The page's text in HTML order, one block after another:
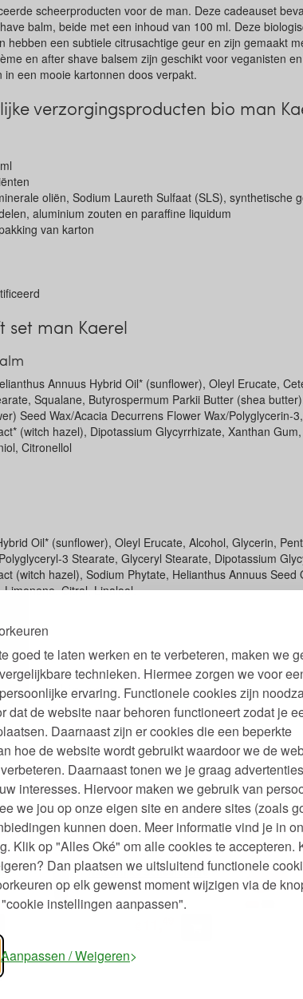
goed te laten werken en te verbeteren, maken we
technieken. Hiermee zorgen we voor
ervaring. Functionele cookies zijn
dat de website naar behoren functioneert zodat je
Daarnaast zijn er cookies die een beperkte
hoe de website wordt gebruikt waardoor we de
Daarnaast tonen we je graag
interesses. Hiervoor maken we gebruik van
we jou op onze eigen site en andere sites (zoals
kunnen doen. Meer informatie vind je in
Klik op "Alles Oké" om alle cookies te accepteren.
Dan plaatsen we uitsluitend functionele
op elk gewenst moment wijzigen via de
instellingen aanpassen".
Aanpassen / Weigeren
scheerproducten voor de man. Deze cadeauset
balm, beide met een inhoud van 100 ml. Deze
hebben een subtiele citrusachtige geur en zijn gemaakt
en after shave balsem zijn geschikt voor veganisten
een mooie kartonnen doos verpakt.
verzorgingsproducten bio man
oliën, Sodium Laureth Sulfaat (SLS), synthetische
aluminium zouten en paraffine liquidum
van karton
set man Kaerel
Annuus Hybrid Oil* (sunflower), Oleyl Erucate,
Squalane, Butyrospermum Parkii Butter (shea
Seed Wax/Acacia Decurrens Flower Wax/Polyglycerin-
(witch hazel), Dipotassium Glycyrrhizate, Xanthan
Citronellol
Oil* (sunflower), Oleyl Erucate, Alcohol, Glycerin,
3 Stearate, Glyceryl Stearate, Dipotassium
(witch hazel), Sodium Phytate, Helianthus Annuus Seed
Citral, Linalool.
skin care
Deodorant Roller Man
€9, 99
Natuurlijke Scheercrème
Man 100 ml